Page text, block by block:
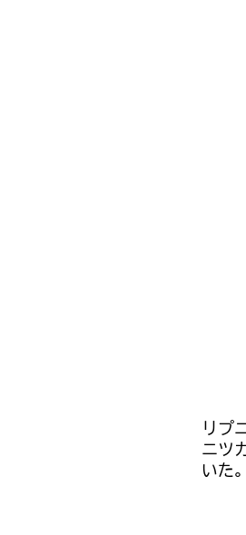
リプ
ニツ
いた。